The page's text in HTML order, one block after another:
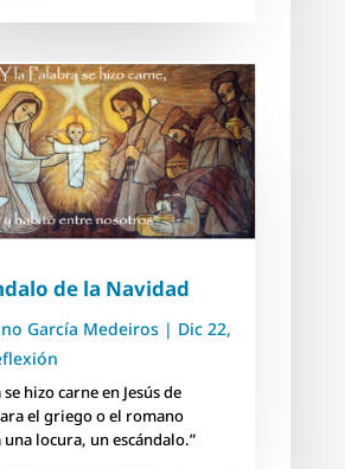
de la Navidad
García Medeiros| Dic 22,
hizo carne en Jesús de
el griego o el romano
locura, un escándalo.”